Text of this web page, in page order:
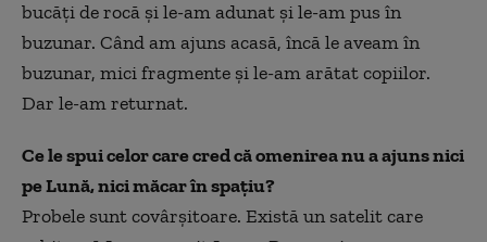
bucăți de rocă și le-am adunat și le-am pus în
buzunar. Când am ajuns acasă, încă le aveam în
buzunar, mici fragmente și le-am arătat copiilor.
Dar le-am returnat.
Ce le spui celor care cred că omenirea nu a ajuns nici
pe Lună, nici măcar în spațiu?
Probele sunt covârșitoare. Există un satelit care